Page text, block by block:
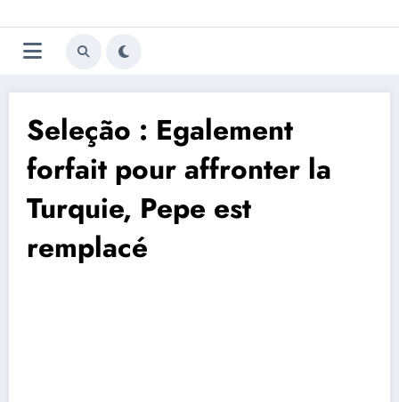
au
contenu
Trivela
L'actualité du football
Seleção : Egalement
forfait pour affronter la
Turquie, Pepe est
remplacé